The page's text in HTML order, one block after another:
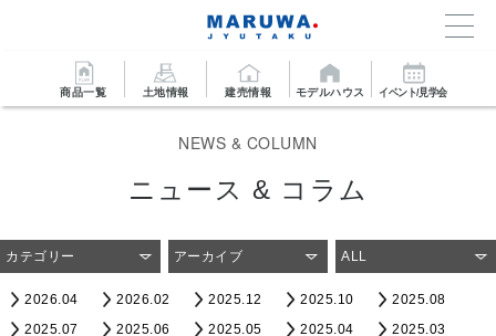
商品一覧 土地情報 建売情報 モデルハウス イベント/見学会
NEWS & COLUMN
ニュース & コラム
カテゴリー アーカイブ ALL
2026.04 2026.02 2025.12 2025.10
2025.08
2025.07
2025.06 2025.05 2025.04
2025.03